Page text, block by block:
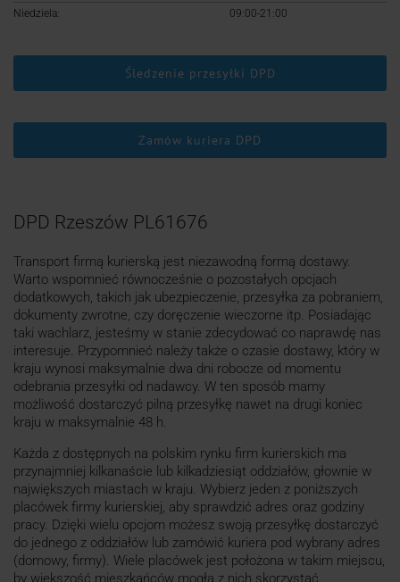
Niedziela:
09:00-21:00
Śledzenie przesyłki DPD
Zamów kuriera DPD
DPD Rzeszów PL61676
Transport firmą kurierską jest niezawodną formą dostawy.
Warto wspomnieć równocześnie o pozostałych opcjach
dodatkowych, takich jak ubezpieczenie, przesyłka za pobraniem,
dokumenty zwrotne, czy doręczenie wieczorne itp. Posiadając
taki wachlarz, jesteśmy w stanie zdecydować co naprawdę nas
interesuje. Przypomnieć należy także o czasie dostawy, który w
kraju wynosi maksymalnie dwa dni robocze od momentu
odebrania przesyłki od nadawcy. W ten sposób mamy
możliwość dostarczyć pilną przesyłkę nawet na drugi koniec
kraju w maksymalnie 48 h.
Każda z dostępnych na polskim rynku firm kurierskich ma
przynajmniej kilkanaście lub kilkadziesiąt oddziałów, głownie w
największych miastach w kraju. Wybierz jeden z poniższych
placówek firmy kurierskiej, aby sprawdzić adres oraz godziny
pracy. Dzięki wielu opcjom możesz swoją przesyłkę dostarczyć
do jednego z oddziałów lub zamówić kuriera pod wybrany adres
(domowy, firmy). Wiele placówek jest położona w takim miejscu,
by większość mieszkańców mogła z nich skorzystać.